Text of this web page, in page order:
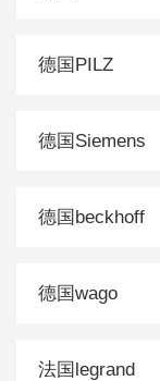
德国PILZ
德国Siemens
德国beckhoff
德国wago
法国legrand